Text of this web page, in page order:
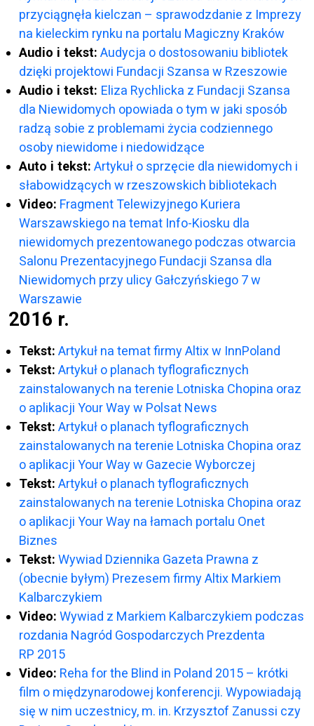
przyciągnęła kielczan – sprawodzdanie z Imprezy
na kieleckim rynku na portalu Magiczny Kraków
Audio i tekst: Audycja o dostosowaniu bibliotek
dzięki projektowi Fundacji Szansa w Rzeszowie
Audio i tekst: Eliza Rychlicka z Fundacji Szansa
dla Niewidomych opowiada o tym w jaki sposób
radzą sobie z problemami życia codziennego
osoby niewidome i niedowidzące
Auto i tekst: Artykuł o sprzęcie dla niewidomych i
słabowidzących w rzeszowskich bibliotekach
Video: Fragment Telewizyjnego Kuriera
Warszawskiego na temat Info-Kiosku dla
niewidomych prezentowanego podczas otwarcia
Salonu Prezentacyjnego Fundacji Szansa dla
Niewidomych przy ulicy Gałczyńskiego 7 w
Warszawie
2016 r.
Tekst: Artykuł na temat firmy Altix w InnPoland
Tekst: Artykuł o planach tyflograficznych
zainstalowanych na terenie Lotniska Chopina oraz
o aplikacji Your Way w Polsat News
Tekst: Artykuł o planach tyflograficznych
zainstalowanych na terenie Lotniska Chopina oraz
o aplikacji Your Way w Gazecie Wyborczej
Tekst: Artykuł o planach tyflograficznych
zainstalowanych na terenie Lotniska Chopina oraz
o aplikacji Your Way na łamach portalu Onet
Biznes
Tekst: Wywiad Dziennika Gazeta Prawna z
(obecnie byłym) Prezesem firmy Altix Markiem
Kalbarczykiem
Video: Wywiad z Markiem Kalbarczykiem podczas
rozdania Nagród Gospodarczych Prezdenta
RP 2015
Video: Reha for the Blind in Poland 2015 – krótki
film o międzynarodowej konferencji. Wypowiadają
się w nim uczestnicy, m. in. Krzysztof Zanussi czy